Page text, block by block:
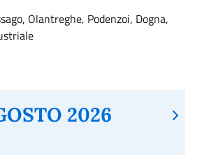
Olantreghe, Podenzoi, Dogna,
2026